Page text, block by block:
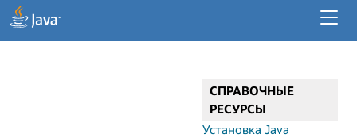
Java для настольных приложений
СПРАВОЧНЫЕ
РЕСУРСЫ
Установка Java